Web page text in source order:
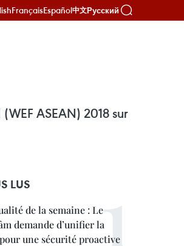
FrançaisEspañol中文Русский
ASEAN) 2018 sur
LUS
de la semaine : Le
demande d’unifier la
une sécurité proactive